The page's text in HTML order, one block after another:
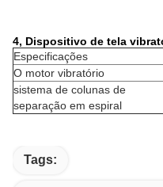
4, Dispositivo de tela
Especificações
O motor vibratório
sistema de colunas de
separação em espiral
Tags: